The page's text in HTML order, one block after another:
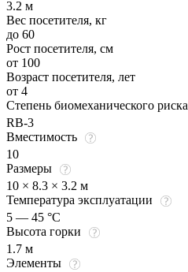
3.2 м
Вес посетителя, кг
до 60
Рост посетителя, см
от 100
Возраст посетителя, лет
от 4
Степень биомеханического риска
RB-3
Вместимость
10
Размеры
10 × 8.3 × 3.2 м
Температура эксплуатации
5 — 45 °C
Высота горки
1.7 м
Элементы